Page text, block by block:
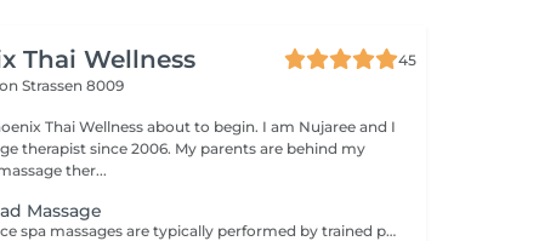
Thai Wellness
45
Strassen 8009
Thai Wellness about to begin. I am Nujaree and I
therapist since 2006. My parents are behind my
ther...
Massage
Head and face spa massages are typically performed by trained professionals in spa or wellness centers, providing a range of benefits including deep stress relief, a refreshed and revitalized feeling, eased muscle tightness, and enhanced skin health.